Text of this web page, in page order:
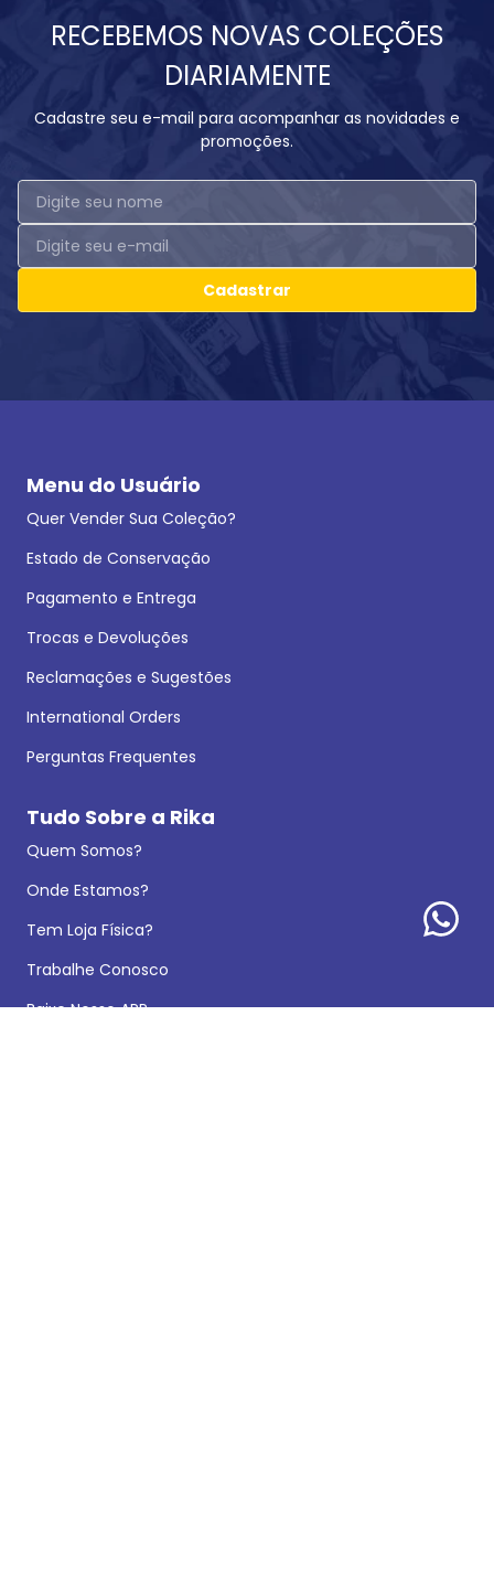
RECEBEMOS NOVAS COLEÇÕES
DIARIAMENTE
Cadastre seu e-mail para acompanhar as novidades e
promoções.
Cadastrar
Menu do Usuário
Quer Vender Sua Coleção?
Estado de Conservação
Pagamento e Entrega
Trocas e Devoluções
Reclamações e Sugestões
International Orders
Perguntas Frequentes
Tudo Sobre a Rika
Quem Somos?
Onde Estamos?
Tem Loja Física?
Trabalhe Conosco
Baixe Nosso APP